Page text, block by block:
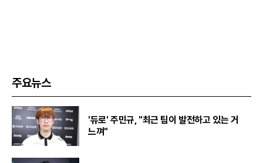
주요뉴스
'듀로' 주민규, "최근 팀이 발전하고 있는 거
느껴"